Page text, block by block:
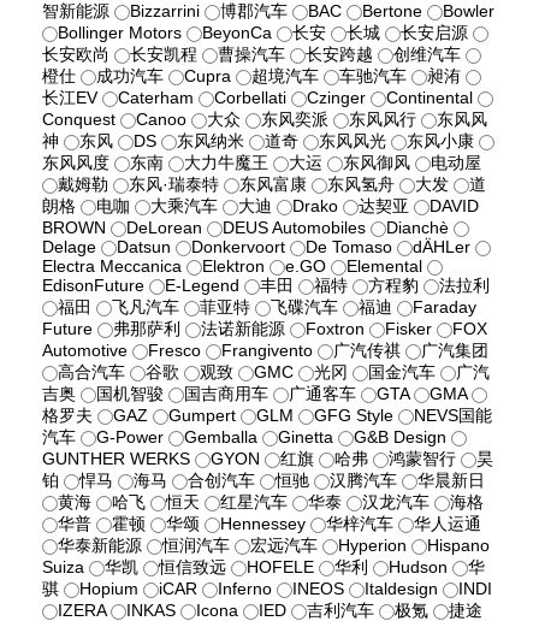
智新能源
Bizzarrini 博郡汽车 BAC Bertone
Bowler
Bollinger Motors
BeyonCa 长安 长城
长安启源
长安欧尚
长安凯程 曹操汽车 长安跨越
创维汽车
橙仕
成功汽车 Cupra 超境汽车 车驰汽车
昶洧
长江EV
Caterham Corbellati Czinger
Continental
Conquest
Canoo 大众 东风奕派 东风风行
东风风
神
东风 DS 东风纳米 道奇 东风风光
东风小康
东风风度
东南 大力牛魔王 大运 东风御风
电动屋
戴姆勒
东风·瑞泰特 东风富康 东风氢舟 大发
道
朗格
电咖 大乘汽车 大迪 Drako 达契亚
DAVID
BROWN
DeLorean DEUS Automobiles
Dianchè
Delage
Datsun Donkervoort De Tomaso
dÄHLer
Electra Meccanica
Elektron e.GO
Elemental
EdisonFuture
E-Legend 丰田 福特 方程豹
法拉利
福田
飞凡汽车 菲亚特 飞碟汽车 福迪
Faraday
Future
弗那萨利 法诺新能源 Foxtron Fisker
FOX
Automotive
Fresco Frangivento 广汽传祺
广汽集团
高合汽车
谷歌 观致 GMC 光冈 国金汽车
广汽
吉奥
国机智骏 国吉商用车 广通客车 GTA
GMA
格罗夫
GAZ Gumpert GLM GFG Style
NEVS国能
汽车
G-Power Gemballa Ginetta
G&B Design
GUNTHER WERKS
GYON 红旗 哈弗 鸿蒙智行
昊
铂
悍马 海马 合创汽车 恒驰 汉腾汽车
华晨新日
黄海
哈飞 恒天 红星汽车 华泰 汉龙汽车
海格
华普
霍顿 华颂 Hennessey 华梓汽车
华人运通
华泰新能源
恒润汽车 宏远汽车 Hyperion
Hispano
Suiza
华凯 恒信致远 HOFELE 华利 Hudson
华
骐
Hopium iCAR Inferno INEOS Italdesign
INDI
IZERA
INKAS Icona IED 吉利汽车 极氪
捷途